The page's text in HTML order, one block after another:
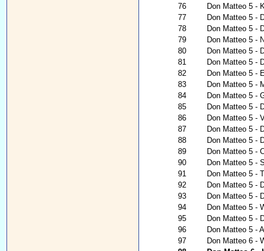
76
Don Matteo 5 -
77
Don Matteo 5 -
78
Don Matteo 5 -
79
Don Matteo 5 -
80
Don Matteo 5 -
81
Don Matteo 5 -
82
Don Matteo 5 -
83
Don Matteo 5 -
84
Don Matteo 5 -
85
Don Matteo 5 -
86
Don Matteo 5 -
87
Don Matteo 5 -
88
Don Matteo 5 -
89
Don Matteo 5 -
90
Don Matteo 5 -
91
Don Matteo 5 -
92
Don Matteo 5 -
93
Don Matteo 5 -
94
Don Matteo 5 -
95
Don Matteo 5 -
96
Don Matteo 5 -
97
Don Matteo 6 -